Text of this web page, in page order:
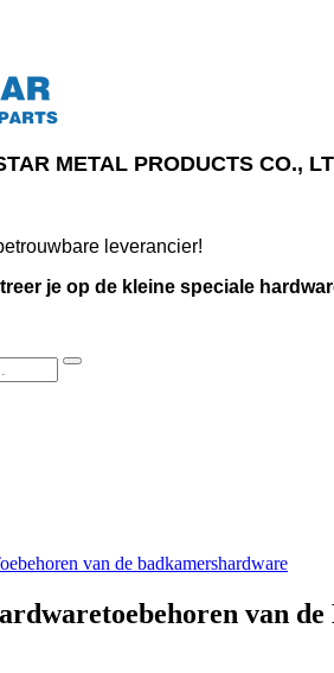
METAL PRODUCTS CO.,
leverancier!
je op de kleine speciale
search
van de badkamershardware
van